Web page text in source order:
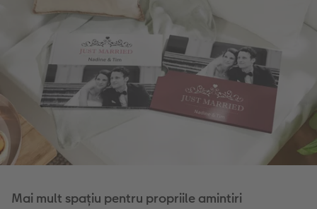
Mai mult spațiu pentru propriile amintiri